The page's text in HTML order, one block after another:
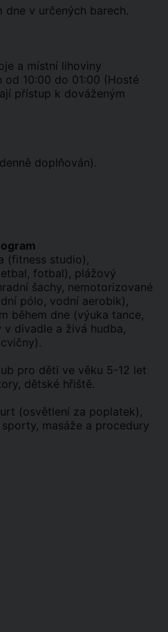
dne v určených barech.
a místní lihoviny
od 10:00 do 01:00 (Hosté
přístup k dováženým
doplňován).
(fitness studio),
fotbal), plážový
šachy, nemotorizované
pólo, vodní aerobik),
během dne (výuka tance,
divadle a živá hudba,
pro děti ve věku 5-12 let
dětské hřiště.
(osvětlení za poplatek),
masáže a procedury